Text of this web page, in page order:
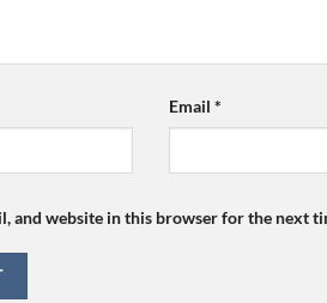
Email*
and website in this browser for the next